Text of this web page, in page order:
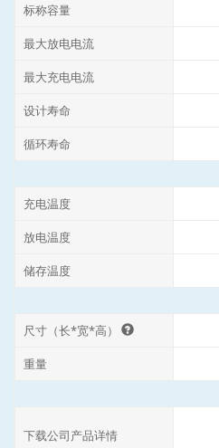
标称容量
最大放电电流
最大充电电流
设计寿命
循环寿命
充电温度
放电温度
储存温度
尺寸（长*宽*高）
重量
下载公司产品详情